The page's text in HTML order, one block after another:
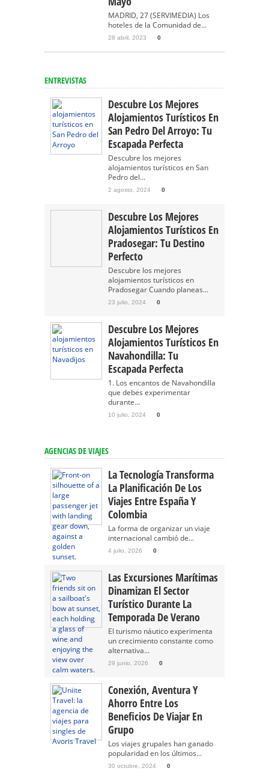
MADRID, 27 (SERVIMEDIA) Los
hoteles de la Comunidad de...
28 abril, 2023 0
ENTREVISTAS
Descubre Los Mejores
Alojamientos Turísticos En
San Pedro Del Arroyo: Tu
Escapada Perfecta
Descubre los mejores
alojamientos turísticos en San
Pedro del...
2 agosto, 2024 0
Descubre Los Mejores
Alojamientos Turísticos En
Pradosegar: Tu Destino
Perfecto
Descubre los mejores
alojamientos turísticos en
Pradosegar Cuando planeas...
23 julio, 2024 0
Descubre Los Mejores
Alojamientos Turísticos En
Navahondilla: Tu
Escapada Perfecta
1. Los encantos de Navahondilla
que debes experimentar
durante...
10 julio, 2024 0
AGENCIAS DE VIAJES
La Tecnología Transforma
La Planificación De Los
Viajes Entre España Y
Colombia
La forma de organizar un viaje
internacional cambió de...
4 julio, 2026 0
Las Excursiones Marítimas
Dinamizan El Sector
Turístico Durante La
Temporada De Verano
El turismo náutico experimenta
un crecimiento constante como
alternativa...
29 junio, 2026 0
Conexión, Aventura Y
Ahorro Entre Los
Beneficios De Viajar En
Grupo
Los viajes grupales han ganado
popularidad en los últimos...
30 octubre, 2024 0